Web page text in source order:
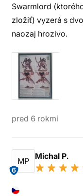
Swarmlord
zložiť) vyzerá s
naozaj hrozivo.
pred 6 rokmi
MP
6
Michal P.